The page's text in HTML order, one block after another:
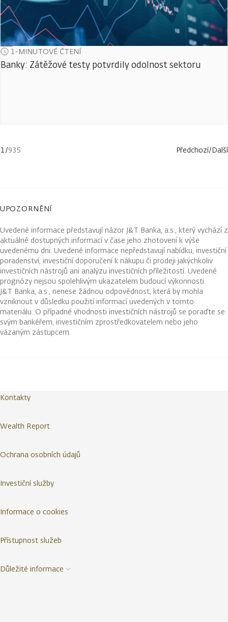
1-MINUTOVÉ ČTENÍ
Banky: Zátěžové testy potvrdily odolnost sektoru
1/935 Předchozí/Další
UPOZORNĚNÍ
Uvedené informace představují názor J&T Banka, a.s., který vychází z
aktuálně dostupných informací v čase jeho zhotovení k výše
uvedenému dni. Uvedené informace nepředstavují nabídku, investiční
poradenství, investiční doporučení k nákupu či prodeji jakýchkoliv
investičních nástrojů ani analýzu investičních příležitostí. Uvedené
prognózy nejsou spolehlivým ukazatelem budoucí výkonnosti.
J&T Banka, a.s., nenese žádnou odpovědnost, která by mohla
vzniknout v důsledku použití informací uvedených v tomto
materiálu. O případné vhodnosti investičních nástrojů se poraďte se
svým bankéřem, investičním zprostředkovatelem nebo jeho
vázaným zástupcem.
Kontakty
Wealth Report
Ochrana osobních údajů
Investiční služby
Informace o cookies
Přístupnost služeb
Důležité informace